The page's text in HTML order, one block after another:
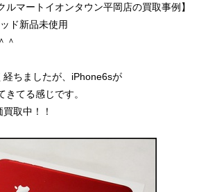
ルマートイオンタウン平岡店の買取事例】
ド新品未使用
＾
ちましたが、iPhone6sが
てる感じです。
取中！！